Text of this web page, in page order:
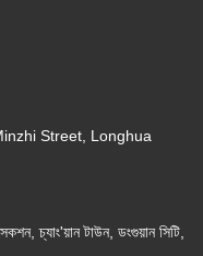
Street, Longhua
চ্যাং'য়ান টাউন, ডংগুয়ান সিটি,